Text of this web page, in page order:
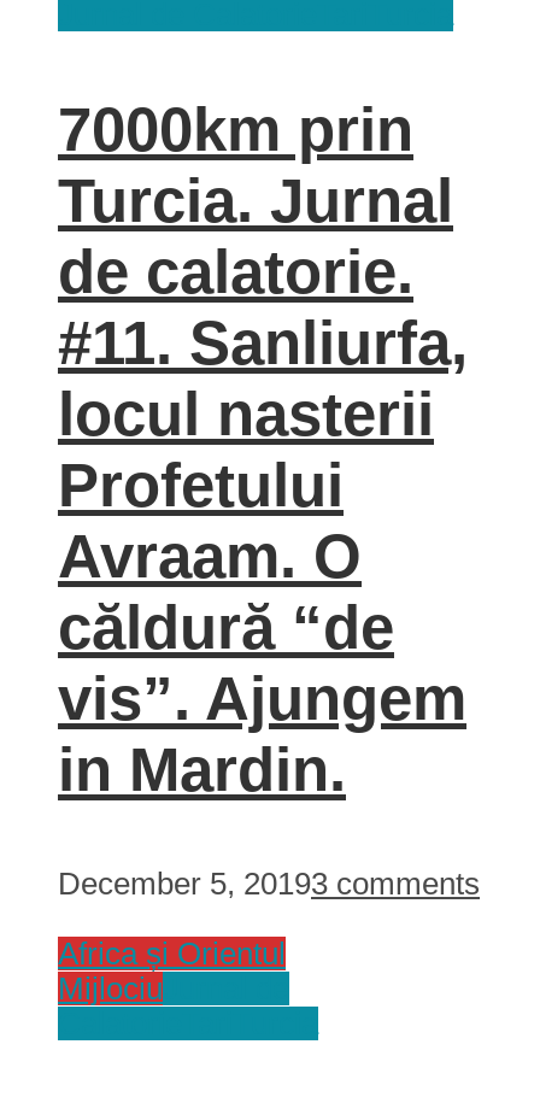
7000km prin
Turcia. Jurnal
de calatorie.
#11. Sanliurfa,
locul nasterii
Profetului
Avraam. O
căldură “de
vis”. Ajungem
in Mardin.
December 5, 20193 comments
Africa și Orientul
Mijlociu